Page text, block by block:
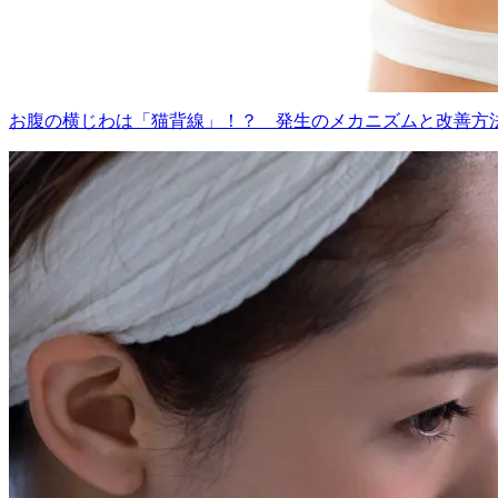
お腹の横じわは「猫背線」！？ 発生のメカニズムと改善方